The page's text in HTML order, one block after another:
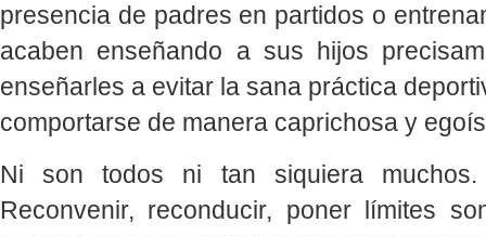
presencia de padres en partidos o
acaben enseñando a sus hijos
enseñarles a evitar la sana práctica
comportarse de manera caprichosa y
Ni son todos ni tan siquiera muchos.
Reconvenir, reconducir, poner límites